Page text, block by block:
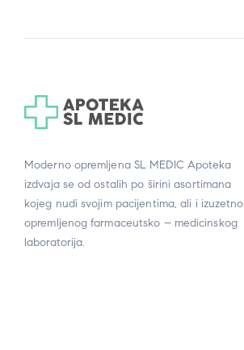
Moderno opremljena SL MEDIC Apoteka
izdvaja se od ostalih po širini asortimana
kojeg nudi svojim pacijentima, ali i izuzetno
opremljenog farmaceutsko – medicinskog
laboratorija.